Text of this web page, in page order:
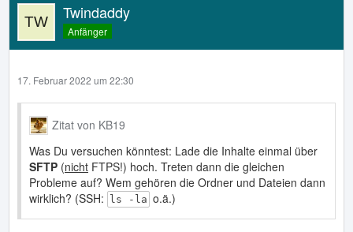
Twindaddy
Anfänger
17. Februar 2022 um 22:30
Zitat von KB19
Was Du versuchen könntest: Lade die Inhalte einmal über
SFTP (nicht FTPS!) hoch. Treten dann die gleichen
Probleme auf? Wem gehören die Ordner und Dateien dann
wirklich? (SSH: ls -la o.ä.)